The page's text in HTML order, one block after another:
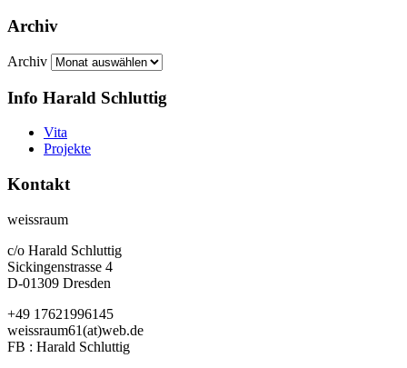
Archiv
Archiv
Info Harald Schluttig
Vita
Projekte
Kontakt
weissraum
c/o Harald Schluttig
Sickingenstrasse 4
D-01309 Dresden
+49 17621996145
weissraum61(at)web.de
FB : Harald Schluttig